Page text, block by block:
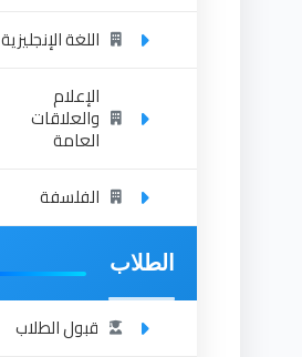
اللغة الإنجليزية
الإعلام
والعلاقات
العامة
الفلسفة
الطلاب
قبول الطلاب